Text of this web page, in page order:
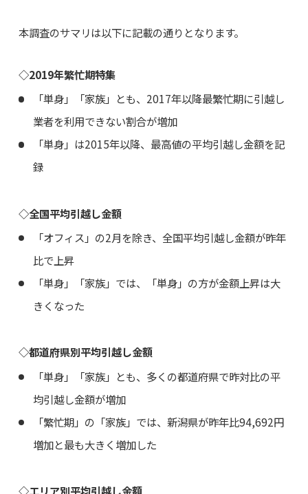
本調査のサマリは以下に記載の通りとなります。
◇2019年繁忙期特集
「単身」「家族」とも、2017年以降最繁忙期に引越し
業者を利用できない割合が増加
「単身」は2015年以降、最高値の平均引越し金額を記
録
◇全国平均引越し金額
「オフィス」の2月を除き、全国平均引越し金額が昨年
比で上昇
「単身」「家族」では、「単身」の方が金額上昇は大
きくなった
◇都道府県別平均引越し金額
「単身」「家族」とも、多くの都道府県で昨対比の平
均引越し金額が増加
「繁忙期」の「家族」では、新潟県が昨年比94,692円
増加と最も大きく増加した
◇エリア別平均引越し金額